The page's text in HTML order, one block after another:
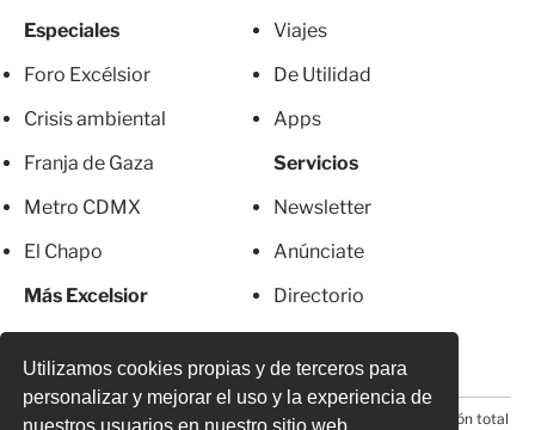
Utilizamos cookies propias y de terceros para
personalizar y mejorar el uso y la experiencia de
nuestros usuarios en nuestro sitio web.
Especiales
Foro Excélsior
Crisis ambiental
Franja de Gaza
Metro CDMX
El Chapo
Más Excelsior
Mujeres
Viajes
De Utilidad
Apps
Servicios
Newsletter
Anúnciate
Directorio
Suscripciones
© 2026 Todos los derechos reservados. Prohibida la reproducción total